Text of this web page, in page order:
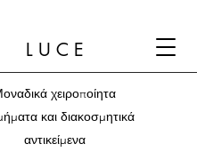
L U C E
χειροποίητα
και διακοσμητικά
αντικείμενα